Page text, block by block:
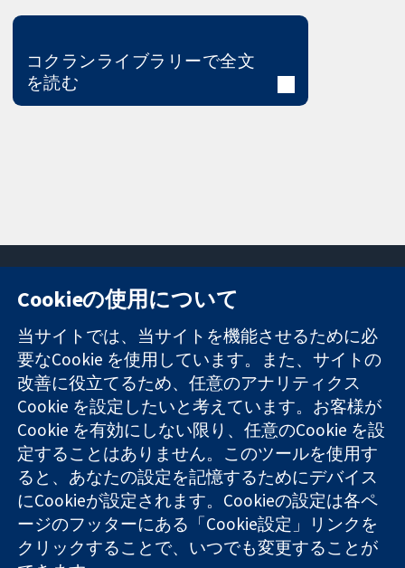
コクランライブラリーで全文
を読む
信頼できるエビ
デンスと
情報に基づく意
思決定により
健康のさらなる
向上へ
11-13 Cavendish
Square
London
W1G 0AN
United Kingdom
お問い合わせ
ニュース
広報
コクランにつ
いて
採用
Cochrane
Library
コクラン・コラボレーションは、イングランド及びウェールズ
に登録された慈善団体（登録番号 1045921）および保証有限責
Cookieの使用について
当サイトでは、当サイトを機能させるために必
要なCookie を使用しています。また、サイトの
改善に役立てるため、任意のアナリティクス
Cookie を設定したいと考えています。お客様が
Cookie を有効にしない限り、任意のCookie を設
定することはありません。このツールを使用す
ると、あなたの設定を記憶するためにデバイス
にCookieが設定されます。Cookieの設定は各ペ
ージのフッターにある「Cookie設定」リンクを
クリックすることで、いつでも変更することが